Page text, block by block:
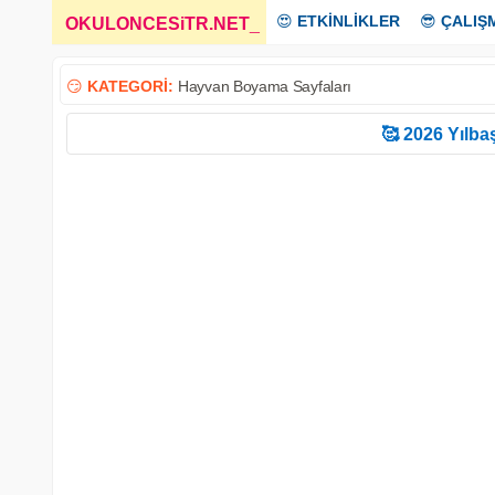
OKULONCESiTR.NET 😍 ETKİNLİKLER 😎
😏 KATEGORİ: Hayvan Boyama Sayfaları
🥰 2026